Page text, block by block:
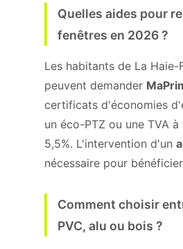
Quelles aides pour
fenêtres en 2026 ?
Les habitants de La Haie-
peuvent demander
certificats d'économies
un éco-PTZ ou une TVA
5,5%. L'intervention d'un
nécessaire pour
Comment choisir
PVC, alu ou bois ?